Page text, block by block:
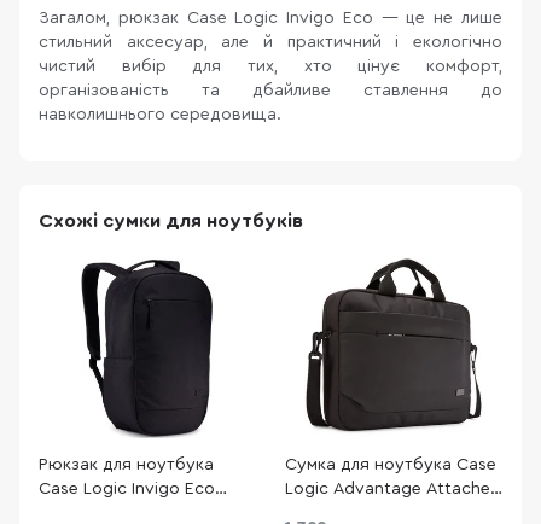
Загалом, рюкзак Case Logic Invigo Eco — це не лише
стильний аксесуар, але й практичний і екологічно
чистий вибір для тих, хто цінує комфорт,
організованість та дбайливе ставлення до
навколишнього середовища.
Схожі сумки для ноутбуків
Рюкзак для ноутбука
Case Logic Invigo Eco
Сумка для ноутбука Case
Logic Advantage Attache